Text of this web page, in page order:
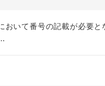
おいて番号の記載が必要